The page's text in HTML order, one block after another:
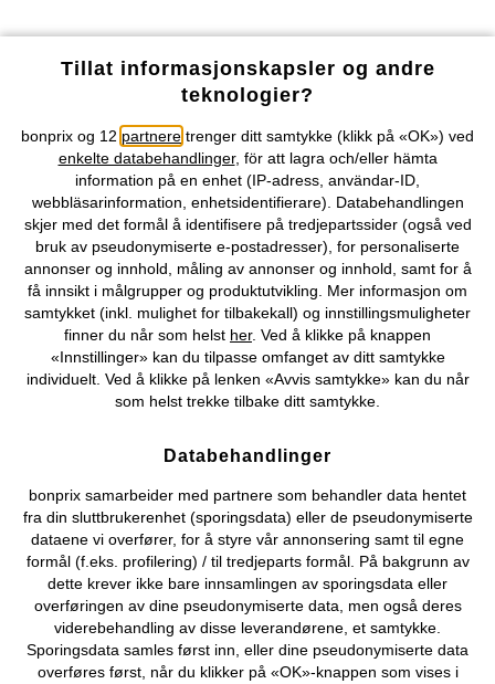
Våre betalingsalternativer
Vårt tilbud
Selskapet
Topkategorier / Sesongvarer
Du kan også finne oss på
Cookie-innstillinger
Om Oss Angre kjøp
© 2026 bonprix.
Tillat informasjonskapsler og andre
teknologier?
bonprix og 12 partnere trenger ditt samtykke (klikk på «OK») ved
enkelte databehandlinger, för att lagra och/eller hämta
information på en enhet (IP-adress, användar-ID,
webbläsarinformation, enhetsidentifierare). Databehandlingen
skjer med det formål å identifisere på tredjepartssider (også ved
bruk av pseudonymiserte e-postadresser), for personaliserte
annonser og innhold, måling av annonser og innhold, samt for å
få innsikt i målgrupper og produktutvikling. Mer informasjon om
samtykket (inkl. mulighet for tilbakekall) og innstillingsmuligheter
finner du når som helst her. Ved å klikke på knappen
«Innstillinger» kan du tilpasse omfanget av ditt samtykke
individuelt. Ved å klikke på lenken «Avvis samtykke» kan du når
som helst trekke tilbake ditt samtykke.
Databehandlinger
bonprix samarbeider med partnere som behandler data hentet
fra din sluttbrukerenhet (sporingsdata) eller de pseudonymiserte
dataene vi overfører, for å styre vår annonsering samt til egne
formål (f.eks. profilering) / til tredjeparts formål. På bakgrunn av
dette krever ikke bare innsamlingen av sporingsdata eller
overføringen av dine pseudonymiserte data, men også deres
viderebehandling av disse leverandørene, et samtykke.
Sporingsdata samles først inn, eller dine pseudonymiserte data
overføres først, når du klikker på «OK»-knappen som vises i